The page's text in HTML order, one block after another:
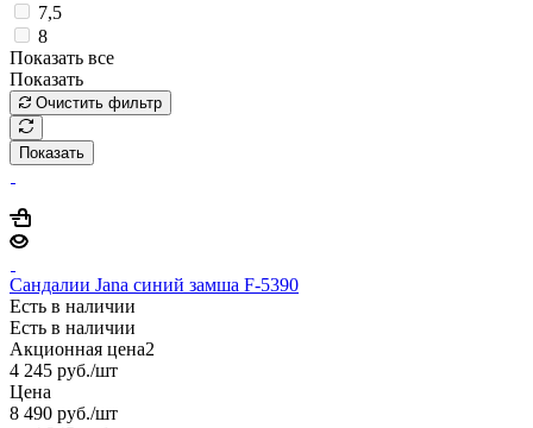
7,5
8
Показать все
Показать
Очистить фильтр
Показать
Сандалии Jana синий замша F-5390
Есть в наличии
Есть в наличии
Акционная цена2
4 245 руб./шт
Цена
8 490 руб./шт